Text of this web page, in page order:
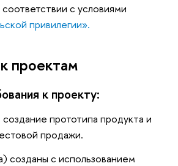
с условиями
привилегии».
проектам
к проекту:
прототипа продукта и
продажи.
созданы с использованием